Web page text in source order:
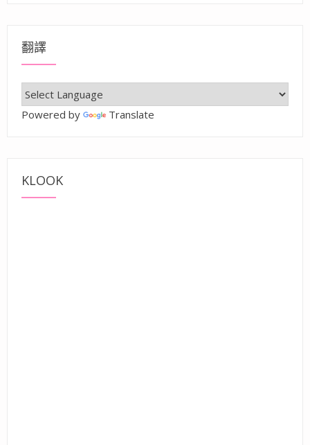
翻譯
Powered by Translate
KLOOK